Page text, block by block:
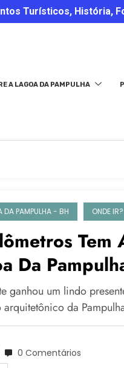
Turísticos, História,
A LAGOA DA PAMPULHA
DA PAMPULHA - BH ONDE IR?
Tem
Da
ganhou um lindo
arquitetônico da
0 Comentários